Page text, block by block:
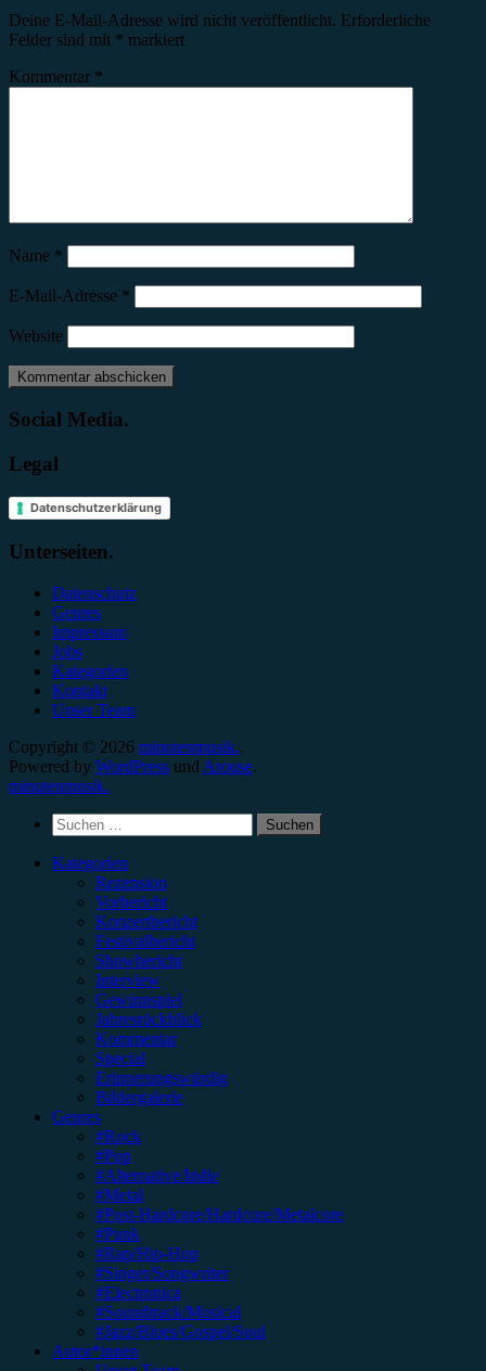
Deine E-Mail-Adresse wird nicht veröffentlicht. Erforderliche
Felder sind mit * markiert
Kommentar *
Name *
E-Mail-Adresse *
Website
Social Media.
Legal
Datenschutzerklärung
Unterseiten.
Datenschutz
Genres
Impressum
Jobs
Kategorien
Kontakt
Unser Team
Copyright © 2026 minutenmusik..
Powered by WordPress und Arouse.
minutenmusik.
Suchen
nach:
Kategorien
Rezension
Vorbericht
Konzertbericht
Festivalbericht
Showbericht
Interview
Gewinnspiel
Jahresrückblick
Kommentar
Special
Erinnerungswürdig
Bildergalerie
Genres
#Rock
#Pop
#Alternative/Indie
#Metal
#Post-Hardcore/Hardcore/Metalcore
#Punk
#Rap/Hip-Hop
#Singer/Songwriter
#Electronica
#Soundtrack/Musical
#Jazz/Blues/Gospel/Soul
Autor*innen